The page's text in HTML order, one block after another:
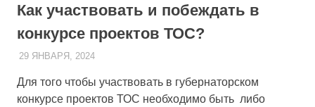
Как участвовать и побеждать в
конкурсе проектов ТОС?
29 ЯНВАРЯ, 2024ADMIN
Для того чтобы участвовать в губернаторском
конкурсе проектов ТОС необходимо быть либо